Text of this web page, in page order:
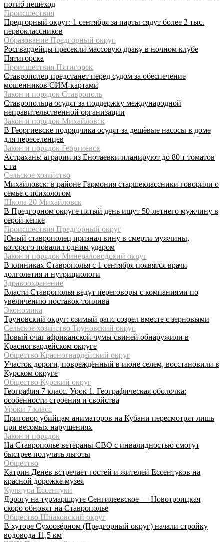
погиб пешеход
Происшествия
Предгорный округ: 1 сентября за парты сядут более 2 тыс.
первоклассников
Образование Предгорный округ
Росгвардейцы пресекли массовую драку в ночном клубе
Пятигорска
Происшествия Пятигорск
Ставрополец предстанет перед судом за обеспечение
мошенников СИМ-картами
Закон и порядок Ставрополь
Ставропольца осудят за поддержку международной
неправительственной организации
Закон и порядок Михайловск
В Георгиевске подрядчика осудят за дешёвые насосы в доме
для переселенцев
Закон и порядок Георгиевск
Астрахань: аграрии из Енотаевки планируют до 80 т томатов
с га
Сельское хозяйство
Михайловск: в районе Гармония старшеклассники говорили о
семье с психологом
Школа 20 Михайловск
В Предгорном округе пятый день ищут 50-летнего мужчину в
серой кепке
Происшествия Предгорный округ
Юный ставрополец признал вину в смерти мужчины,
которого повалил одним ударом
Закон и порядок Минераловодский округ
В клиниках Ставрополья с 1 сентября появятся врачи
долголетия и нутрициологи
Здравоохранение
Власти Ставрополья ведут переговоры с компаниями по
увеличению поставок топлива
Экономика
Труновский округ: озимый рапс созрел вместе с зерновыми
Сельское хозяйство Труновский округ
Новый очаг африканской чумы свиней обнаружили в
Красногвардейском округе
Общество Красногвардейский округ
Участок дороги, повреждённый в июне селем, восстановили в
Курском округе
Общество Курский округ
География 7 класс. Урок 1. Географическая оболочка:
особенности строения и свойства
Уроки 7 класс
Приговор убийцам аниматоров на Кубани пересмотрят лишь
при весомых нарушениях
Закон и порядок
На Ставрополье ветераны СВО с инвалидностью смогут
быстрее получать льготы
Общество
Катрин Денёв встречает гостей и жителей Ессентуков на
красной дорожке музея
Культура Ессентуки
Дорогу на турмаршруте Сенгилеевское — Новотроицкая
скоро обновят на Ставрополье
Общество Шпаковский округ
В хуторе Сухоозёрном (Предгорный округ) начали стройку
водовода 11,5 км